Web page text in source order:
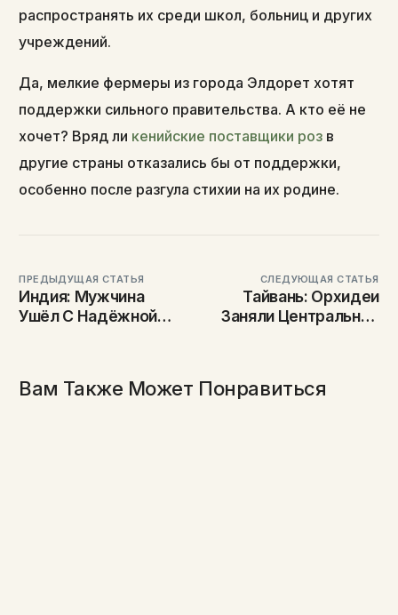
распространять их среди школ, больниц и других
учреждений.
Да, мелкие фермеры из города Элдорет хотят
поддержки сильного правительства. А кто её не
хочет? Вряд ли кенийские поставщики роз в
другие страны отказались бы от поддержки,
особенно после разгула стихии на их родине.
ПРЕДЫДУЩАЯ СТАТЬЯ
Индия: Мужчина
Ушёл С Надёжной
СЛЕДУЮЩАЯ СТАТЬЯ
Тайвань: Орхидеи
Заняли Центральное
Вам Также Может Понравиться